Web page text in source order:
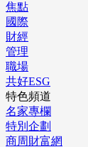
焦點
國際
財經
管理
職場
共好ESG
特色頻道
名家專欄
特別企劃
商周財富網